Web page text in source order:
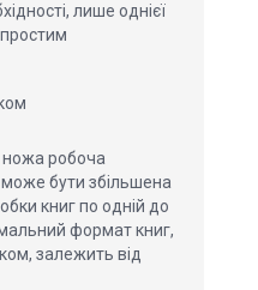
лише однієї
ножа робоча
може бути збільшена
книг по одній до
формат книг,
залежить від